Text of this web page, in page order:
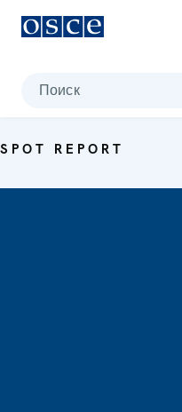
Поиск
SPOT REPORT